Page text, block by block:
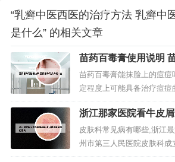
“乳癣中医西医的治疗方法 乳癣中
是什么” 的相关文章
苗药百毒膏使用说明
盒
苗药百毒膏能抹脸上的痘
定程度上可能具备治疗痘痘
者喜爱和好评，但由于各人
市场上更好的选择可供挑选
推荐的植物提取物制成的
果和更低的风险。苗药百毒
皮、苦参、蛇床子、地肤子
浙江那家医院看牛皮
好的医院
皮肤科常见病有哪些,浙江
州市第三人民医院皮肤科成
州市医学重点学科和浙江省